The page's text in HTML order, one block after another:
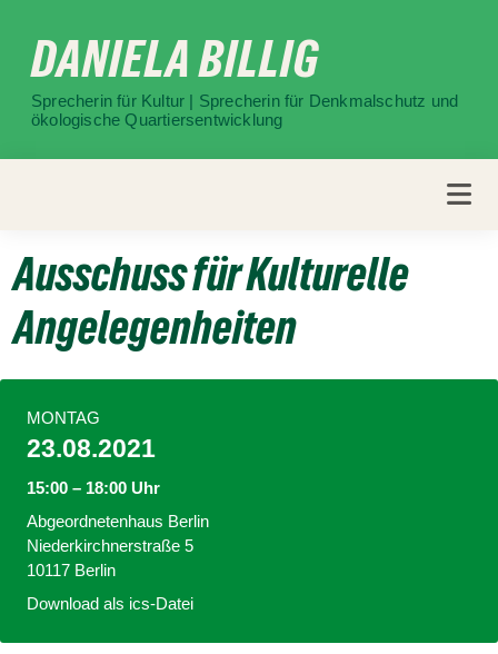
zum
InhaltDANIELA BILLIG
Sprecherin für Kultur | Sprecherin für Denkmalschutz und
ökologische Quartiersentwicklung
Ausschuss für Kulturelle
Angelegenheiten
MONTAG
23.08.2021
15:00 – 18:00 Uhr
Abgeordnetenhaus Berlin
Niederkirchnerstraße 5
10117 Berlin
Download als ics-Datei